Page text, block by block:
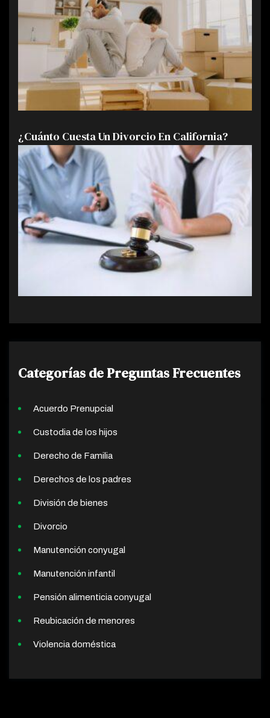
¿Cuánto Cuesta Un Divorcio En California?
Categorías de Preguntas Frecuentes
Acuerdo Prenupcial
Custodia de los hijos
Derecho de Familia
Derechos de los padres
División de bienes
Divorcio
Manutención conyugal
Manutención infantil
Pensión alimenticia conyugal
Reubicación de menores
Violencia doméstica